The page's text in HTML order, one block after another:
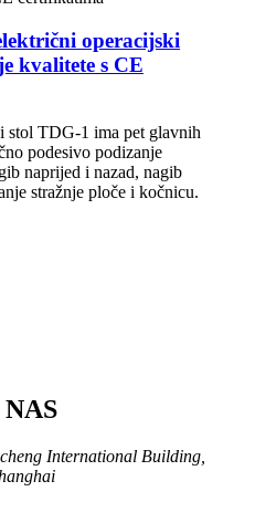
operacijski
kvalitete s CE
stol TDG-1 ima pet glavnih
podesivo podizanje
naprijed i nazad, nagib
stražnje ploče i kočnicu.
International Building,